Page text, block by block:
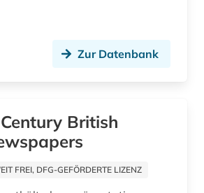
Zur Datenbank
British
FREI, DFG-GEFÖRDERTE LIZENZ